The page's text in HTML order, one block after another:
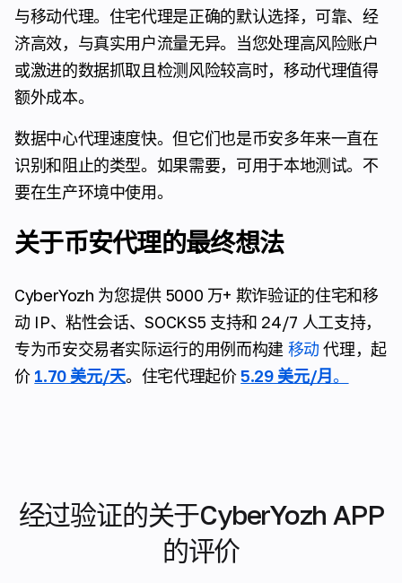
与移动代理。住宅代理是正确的默认选择，可靠、经
济高效，与真实用户流量无异。当您处理高风险账户
或激进的数据抓取且检测风险较高时，移动代理值得
额外成本。
数据中心代理速度快。但它们也是币安多年来一直在
识别和阻止的类型。如果需要，可用于本地测试。不
要在生产环境中使用。
关于币安代理的最终想法
CyberYozh 为您提供 5000 万+ 欺诈验证的住宅和移
动 IP、粘性会话、SOCKS5 支持和 24/7 人工支持，
专为币安交易者实际运行的用例而构建 移动 代理，起
价 1.70 美元/天。住宅代理起价5.29 美元/月。
经过验证的关于CyberYozh APP
的评价